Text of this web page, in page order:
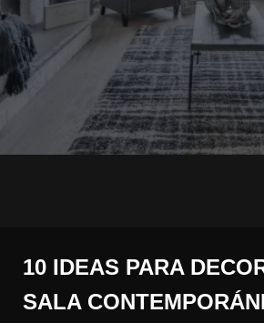
10 IDEAS PARA
SALA